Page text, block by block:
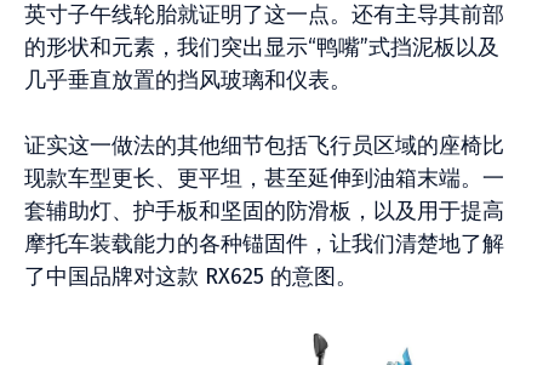
英寸子午线轮胎就证明了这一点。还有主导其前部
的形状和元素，我们突出显示“鸭嘴”式挡泥板以及
几乎垂直放置的挡风玻璃和仪表。
证实这一做法的其他细节包括飞行员区域的座椅比
现款车型更长、更平坦，甚至延伸到油箱末端。一
套辅助灯、护手板和坚固的防滑板，以及用于提高
摩托车装载能力的各种锚固件，让我们清楚地了解
了中国品牌对这款 RX625 的意图。